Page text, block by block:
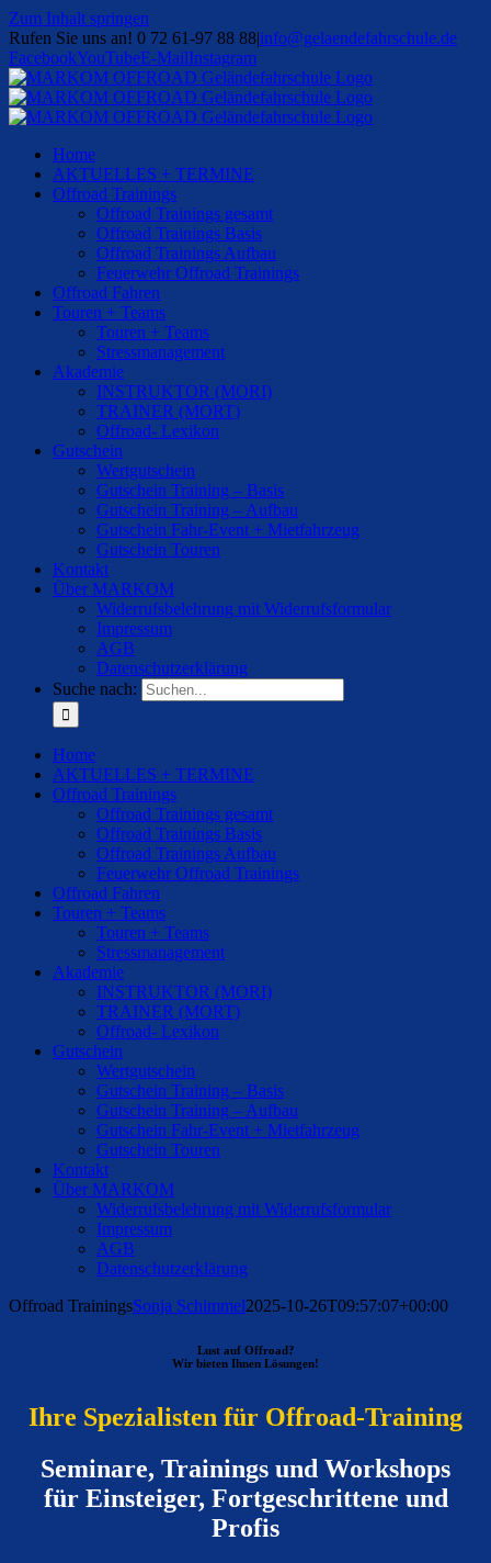
Zum Inhalt springen
Rufen Sie uns an! 0 72 61-97 88 88|info@gelaendefahrschule.de
FacebookYouTubeE-MailInstagram
Home
AKTUELLES + TERMINE
Offroad Trainings
Offroad Trainings gesamt
Offroad Trainings Basis
Offroad Trainings Aufbau
Feuerwehr Offroad Trainings
Offroad Fahren
Touren + Teams
Touren + Teams
Stressmanagement
Akademie
INSTRUKTOR (MORI)
TRAINER (MORT)
Offroad- Lexikon
Gutschein
Wertgutschein
Gutschein Training – Basis
Gutschein Training – Aufbau
Gutschein Fahr-Event + Mietfahrzeug
Gutschein Touren
Kontakt
Über MARKOM
Widerrufsbelehrung mit Widerrufsformular
Impressum
AGB
Datenschutzerklärung
Suche nach:
Home
AKTUELLES + TERMINE
Offroad Trainings
Offroad Trainings gesamt
Offroad Trainings Basis
Offroad Trainings Aufbau
Feuerwehr Offroad Trainings
Offroad Fahren
Touren + Teams
Touren + Teams
Stressmanagement
Akademie
INSTRUKTOR (MORI)
TRAINER (MORT)
Offroad- Lexikon
Gutschein
Wertgutschein
Gutschein Training – Basis
Gutschein Training – Aufbau
Gutschein Fahr-Event + Mietfahrzeug
Gutschein Touren
Kontakt
Über MARKOM
Widerrufsbelehrung mit Widerrufsformular
Impressum
AGB
Datenschutzerklärung
Offroad TrainingsSonja Schimmel2025-10-26T09:57:07+00:00
Lust auf Offroad?
Wir bieten Ihnen Lösungen!
Ihre Spezialisten für Offroad-Training
Seminare, Trainings und Workshops
für Einsteiger, Fortgeschrittene und
Profis